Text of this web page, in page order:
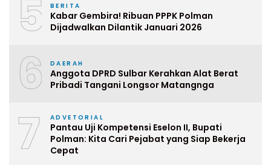
5 BERITA
Kabar Gembira! Ribuan PPPK Polman
Dijadwalkan Dilantik Januari 2026
6 DAERAH
Anggota DPRD Sulbar Kerahkan Alat Berat
Pribadi Tangani Longsor Matangnga
7 ADVETORIAL
Pantau Uji Kompetensi Eselon II, Bupati
Polman: Kita Cari Pejabat yang Siap Bekerja
Cepat